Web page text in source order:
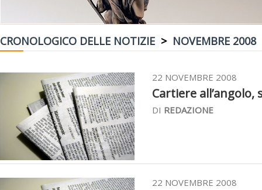
CRONOLOGICO DELLE NOTIZIE > NOVEMBRE 2008
22 NOVEMBRE 2008
Cartiere all’angolo,
DI REDAZIONE
22 NOVEMBRE 2008